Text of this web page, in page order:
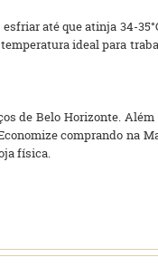
até que atinja 34-
ideal para
de Belo Horizonte.
comprando na
física.